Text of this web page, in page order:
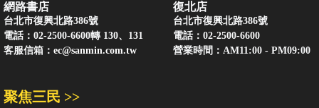
網路書店
台北市復興北路386號
電話：02-2500-6600轉 130、131
客服信箱： ec@sanmin.com.tw
復北店
台北市復興北路386號
電話：02-2500-6600
營業時間：AM11:00 - PM09:00
聚焦三民 >>